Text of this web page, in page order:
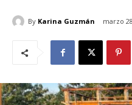
By Karina Guzmán marzo